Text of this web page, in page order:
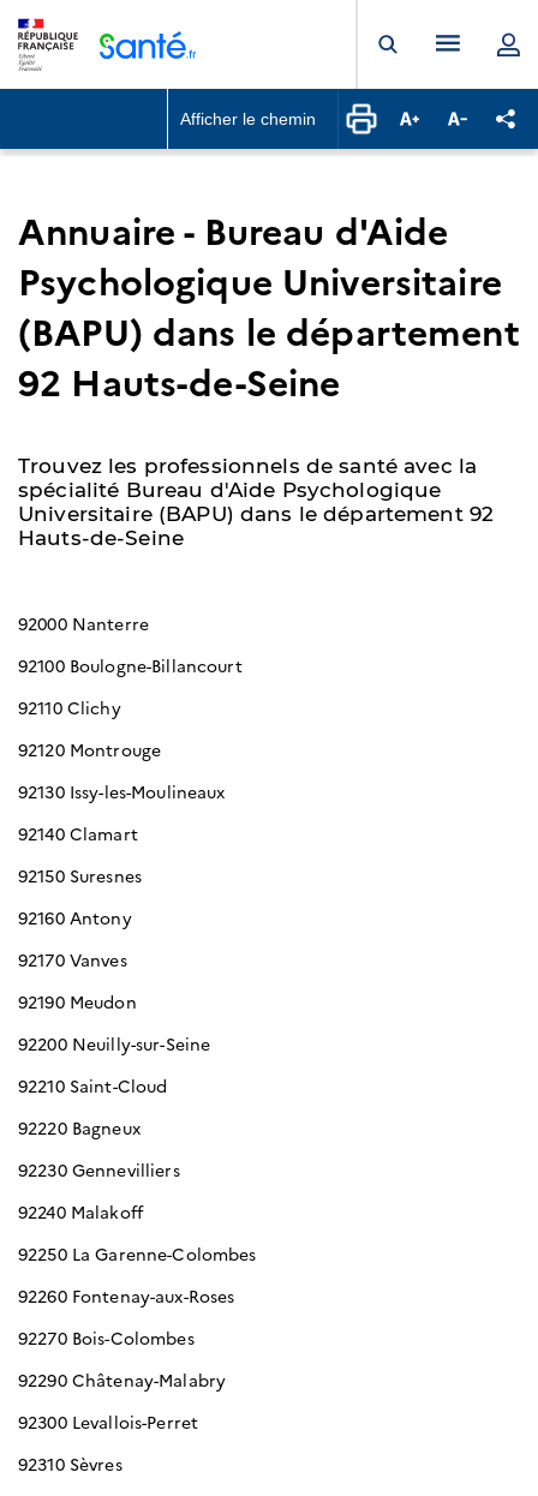
Ouvrir laMenu
Afficher le chemin Augmenter la
Diminuer
Annuaire - Bureau d'Aide
Psychologique Universitaire
(BAPU) dans le département
92 Hauts-de-Seine
Trouvez les professionnels de santé avec la
spécialité Bureau d'Aide Psychologique
Universitaire (BAPU) dans le département 92
Hauts-de-Seine
92000 Nanterre
92100 Boulogne-Billancourt
92110 Clichy
92120 Montrouge
92130 Issy-les-Moulineaux
92140 Clamart
92150 Suresnes
92160 Antony
92170 Vanves
92190 Meudon
92200 Neuilly-sur-Seine
92210 Saint-Cloud
92220 Bagneux
92230 Gennevilliers
92240 Malakoff
92250 La Garenne-Colombes
92260 Fontenay-aux-Roses
92270 Bois-Colombes
92290 Châtenay-Malabry
92300 Levallois-Perret
92310 Sèvres